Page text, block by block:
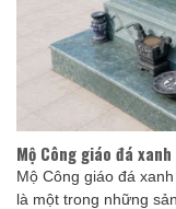
Mộ Công giáo đá
Mộ Công giáo đá
là một trong những